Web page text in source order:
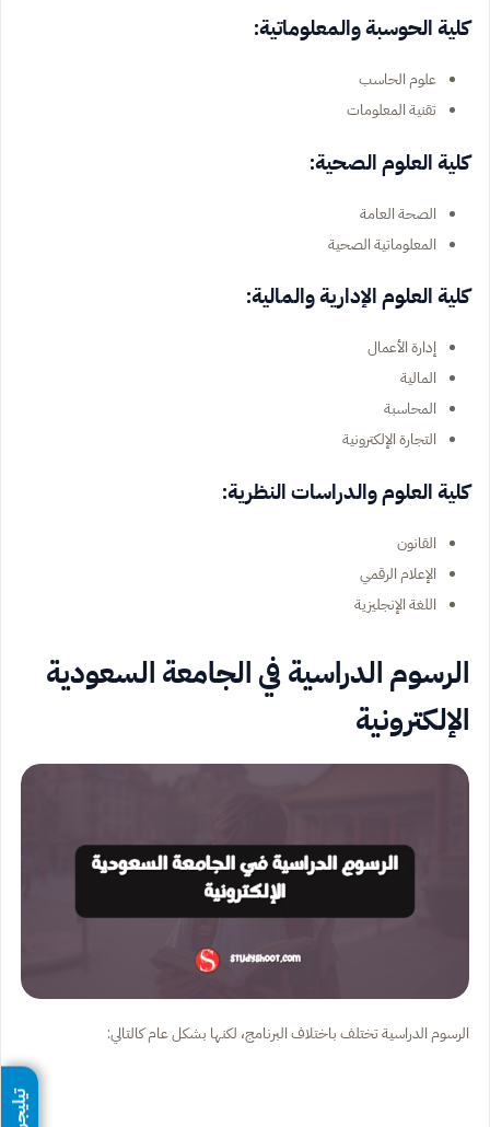
كلية الحوسبة والمعلوماتية:
علوم الحاسب
تقنية المعلومات
كلية العلوم الصحية:
الصحة العامة
المعلوماتية الصحية
كلية العلوم الإدارية والمالية:
إدارة الأعمال
المالية
المحاسبة
التجارة الإلكترونية
كلية العلوم والدراسات النظرية:
القانون
الإعلام الرقمي
اللغة الإنجليزية
الرسوم الدراسية في الجامعة السعودية
الإلكترونية
الرسوم الدراسية تختلف باختلاف البرنامج، لكنها بشكل عام كالتالي: